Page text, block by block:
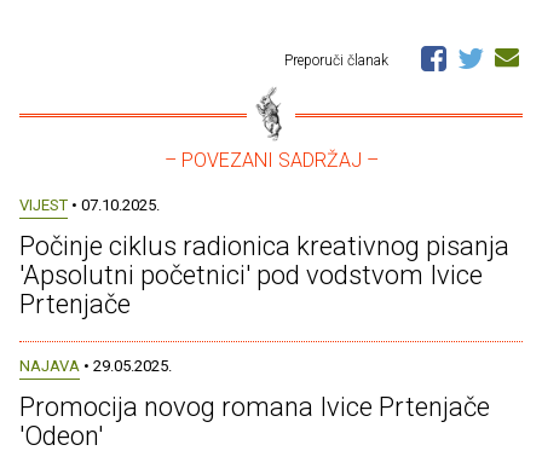
Preporuči članak
– POVEZANI SADRŽAJ –
VIJEST • 07.10.2025.
Počinje ciklus radionica kreativnog pisanja
'Apsolutni početnici' pod vodstvom Ivice
Prtenjače
NAJAVA • 29.05.2025.
Promocija novog romana Ivice Prtenjače
'Odeon'